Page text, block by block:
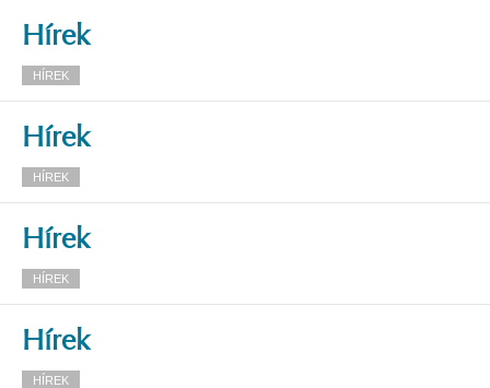
Hírek
HÍREK
Hírek
HÍREK
Hírek
HÍREK
Hírek
HÍREK